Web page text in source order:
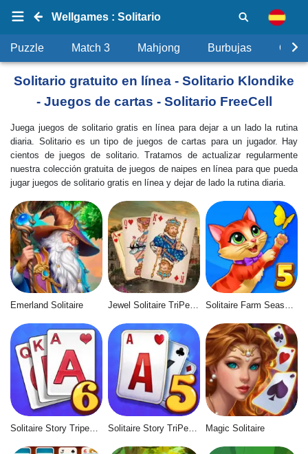
Solitario gratuito en línea - Solitario Klondike
- Juegos de cartas - Solitario FreeCell
Juega juegos de solitario gratis en línea para dejar a un lado la rutina
diaria. Solitario es un tipo de juegos de cartas para un jugador. Hay
cientos de juegos de solitario. Tratamos de actualizar regularmente
nuestra colección gratuita de juegos de naipes en línea para que pueda
jugar juegos de solitario gratis en línea y dejar de lado la rutina diaria.
Wellgames : Solitario
Puzzle Match 3 Mahjong Burbujas
Emerland Solitaire Jewel Solitaire TriPeaks Solitaire Farm Seasons 5
Solitaire Story TriPeaks 5 Magic Solitaire